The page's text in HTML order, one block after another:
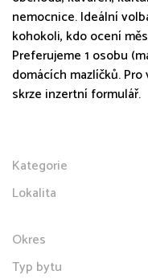
nemocnice. Ideální
kohokoli, kdo ocení
Preferujeme 1 osobu
domácích mazlíčků.
skrze inzertní formulář.
Kategorie
Lokalita
Okres
Typ bytu